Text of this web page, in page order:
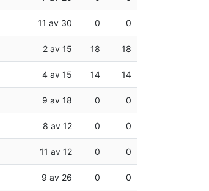
11 av 30 0 0
2 av 15 18 18
4 av 15 14 14
9 av 18 0 0
8 av 12 0 0
11 av 12 0 0
9 av 26 0 0